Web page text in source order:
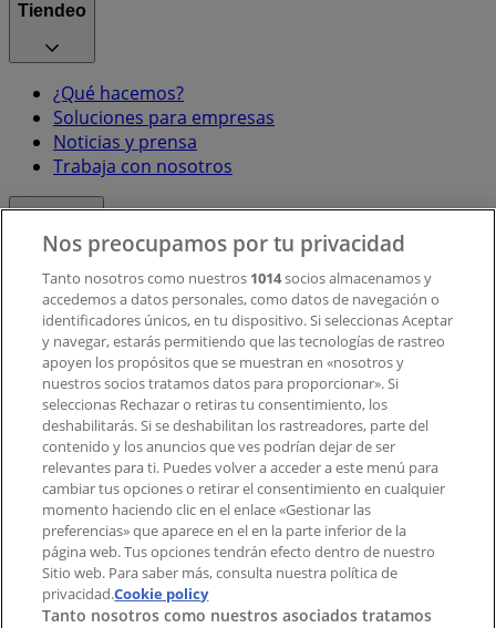
Tiendeo
¿Qué hacemos?
Soluciones para empresas
Noticias y prensa
Trabaja con nosotros
Contacto comercial y de marketing
Tienda mal colocada en el mapa
Notificar un folleto
¿Encontraste un problema en la web o en la
aplicación?
Índices
Marcas
Marcas locales
Negocios
Negocios cercanos
Nos preocupamos por tu privacidad
Tanto nosotros como nuestros 1014socios almacenamos y
accedemos a datos personales, como datos de navegación o
identificadores únicos, en tu dispositivo. Si seleccionas Aceptar
y navegar, estarás permitiendo que las tecnologías de rastreo
apoyen los propósitos que se muestran en «nosotros y
nuestros socios tratamos datos para proporcionar». Si
seleccionas Rechazar o retiras tu consentimiento, los
deshabilitarás. Si se deshabilitan los rastreadores, parte del
contenido y los anuncios que ves podrían dejar de ser
relevantes para ti. Puedes volver a acceder a este menú para
cambiar tus opciones o retirar el consentimiento en cualquier
momento haciendo clic en el enlace «Gestionar las
preferencias» que aparece en el en la parte inferior de la
página web. Tus opciones tendrán efecto dentro de nuestro
Sitio web. Para saber más, consulta nuestra política de
privacidad.Cookie policy
Tanto nosotros como nuestros asociados tratamos